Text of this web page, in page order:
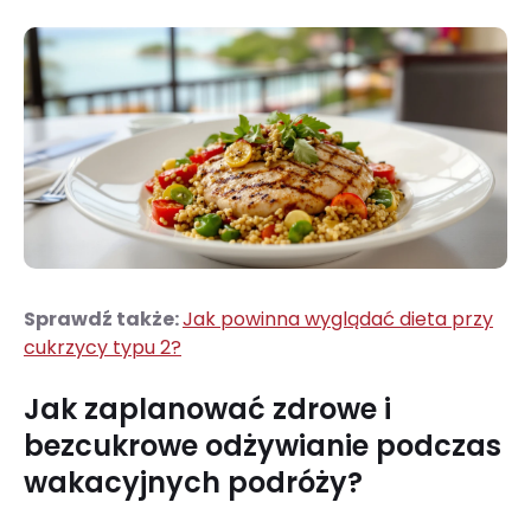
Sprawdź także:Jak powinna wyglądać dieta przy
cukrzycy typu 2?
Jak zaplanować zdrowe i
bezcukrowe odżywianie podczas
wakacyjnych podróży?